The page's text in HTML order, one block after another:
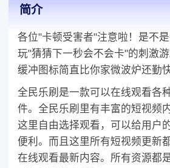
简介
各位"卡顿受害者"注意啦！是不
玩"猜猜下一秒会不会卡"的刺激
缓冲图标简直比你家微波炉还勤快
全民乐刷是一款可以在线观看各
件。全民乐刷里有丰富的短视频
这里自由选择观看，可以给用户
便利。而且这里所有短视频更新
在线观看最新内容。所有资源都